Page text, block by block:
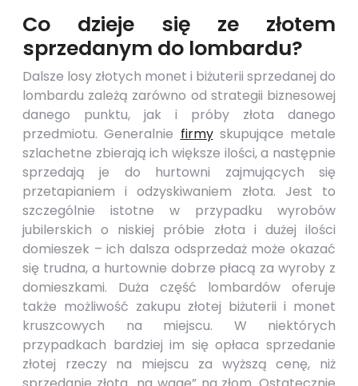
Co dzieje się ze złotem
sprzedanym do lombardu?
Dalsze losy złotych monet i biżuterii sprzedanej do
lombardu zależą zarówno od strategii biznesowej
danego punktu, jak i próby złota danego
przedmiotu. Generalnie firmyskupujące metale
szlachetne zbierają ich większe ilości, a następnie
sprzedają je do hurtowni zajmujących się
przetapianiem i odzyskiwaniem złota. Jest to
szczególnie istotne w przypadku wyrobów
jubilerskich o niskiej próbie złota i dużej ilości
domieszek – ich dalsza odsprzedaż może okazać
się trudna, a hurtownie dobrze płacą za wyroby z
domieszkami. Duża część lombardów oferuje
także możliwość zakupu złotej biżuterii i monet
kruszcowych na miejscu. W niektórych
przypadkach bardziej im się opłaca sprzedanie
złotej rzeczy na miejscu za wyższą cenę, niż